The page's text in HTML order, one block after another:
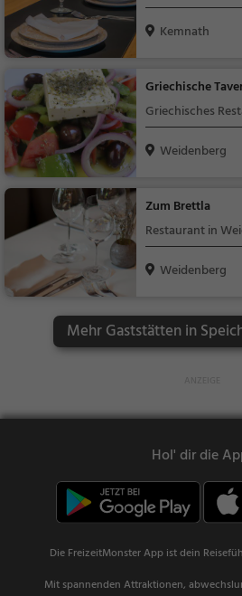
Kemnath
Griechische
Griechisches
Weidenberg
Zum Brettla
Restaurant in
Weidenberg
Mehr Gaststätten in
Hol' dir die
Die FreizeitMonster App ist dein
Mit spannenden Attraktionen,